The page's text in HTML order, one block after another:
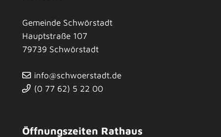
Gemeinde Schwörstadt
Hauptstraße 107
79739 Schwörstadt
info@schwoerstadt.de
(0 77 62) 5 22 00
Öffnungszeiten Rathaus